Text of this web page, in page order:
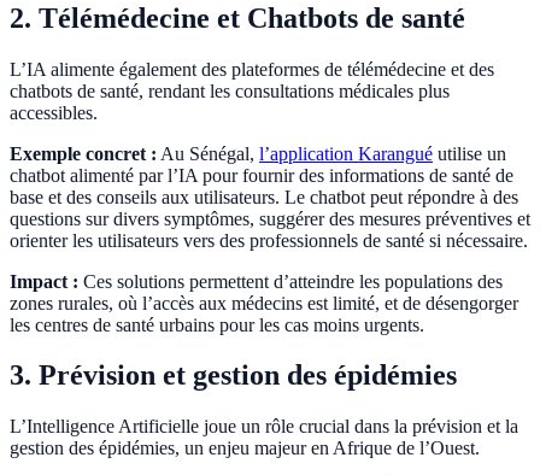
2. Télémédecine et Chatbots de santé
L’IA alimente également des plateformes de télémédecine et des
chatbots de santé, rendant les consultations médicales plus
accessibles.
Exemple concret : Au Sénégal, l’application Karangué utilise un
chatbot alimenté par l’IA pour fournir des informations de santé de
base et des conseils aux utilisateurs. Le chatbot peut répondre à des
questions sur divers symptômes, suggérer des mesures préventives et
orienter les utilisateurs vers des professionnels de santé si nécessaire.
Impact : Ces solutions permettent d’atteindre les populations des
zones rurales, où l’accès aux médecins est limité, et de désengorger
les centres de santé urbains pour les cas moins urgents.
3. Prévision et gestion des épidémies
L’Intelligence Artificielle joue un rôle crucial dans la prévision et la
gestion des épidémies, un enjeu majeur en Afrique de l’Ouest.